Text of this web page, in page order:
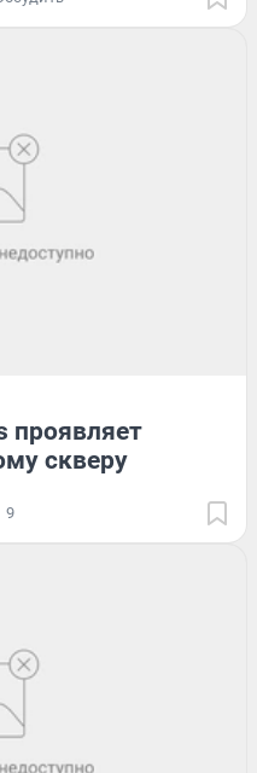
проявляет
скверу
9